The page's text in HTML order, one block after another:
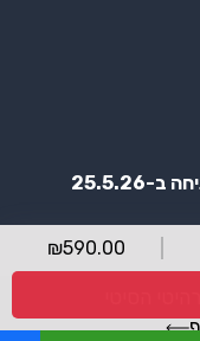
₪590.00
ב-25.5.26